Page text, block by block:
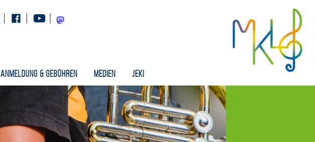
InstagramFacebookYoutubeMastodon
Anmeldung & Gebühren Medien Jeki